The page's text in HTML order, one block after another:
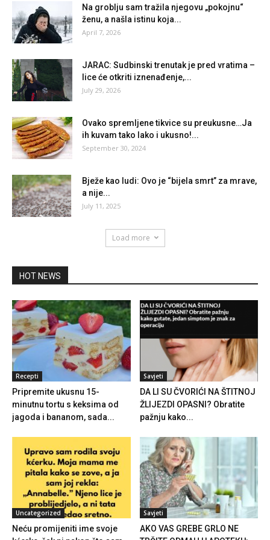
Na groblju sam tražila njegovu „pokojnu“
ženu, a našla istinu koja...
April 7, 2026
JARAC: Sudbinski trenutak je pred vratima –
lice će otkriti iznenađenje,...
July 29, 2026
Ovako spremljene tikvice su preukusne…Ja
ih kuvam tako lako i ukusno!...
September 30, 2024
Bježe kao ludi: Ovo je “bijela smrt” za mrave,
a nije...
July 11, 2025
Load more
HOT NEWS
Recepti
Pripremite ukusnu 15-
minutnu tortu s keksima od
jagoda i bananom, sada...
Savjeti
DA LI SU ČVORIĆI NA ŠTITNOJ
ŽLIJEZDI OPASNI? Obratite
pažnju kako...
Uncategorized
Neću promijeniti ime svoje
Savjeti
AKO VAS GREBE GRLO NE